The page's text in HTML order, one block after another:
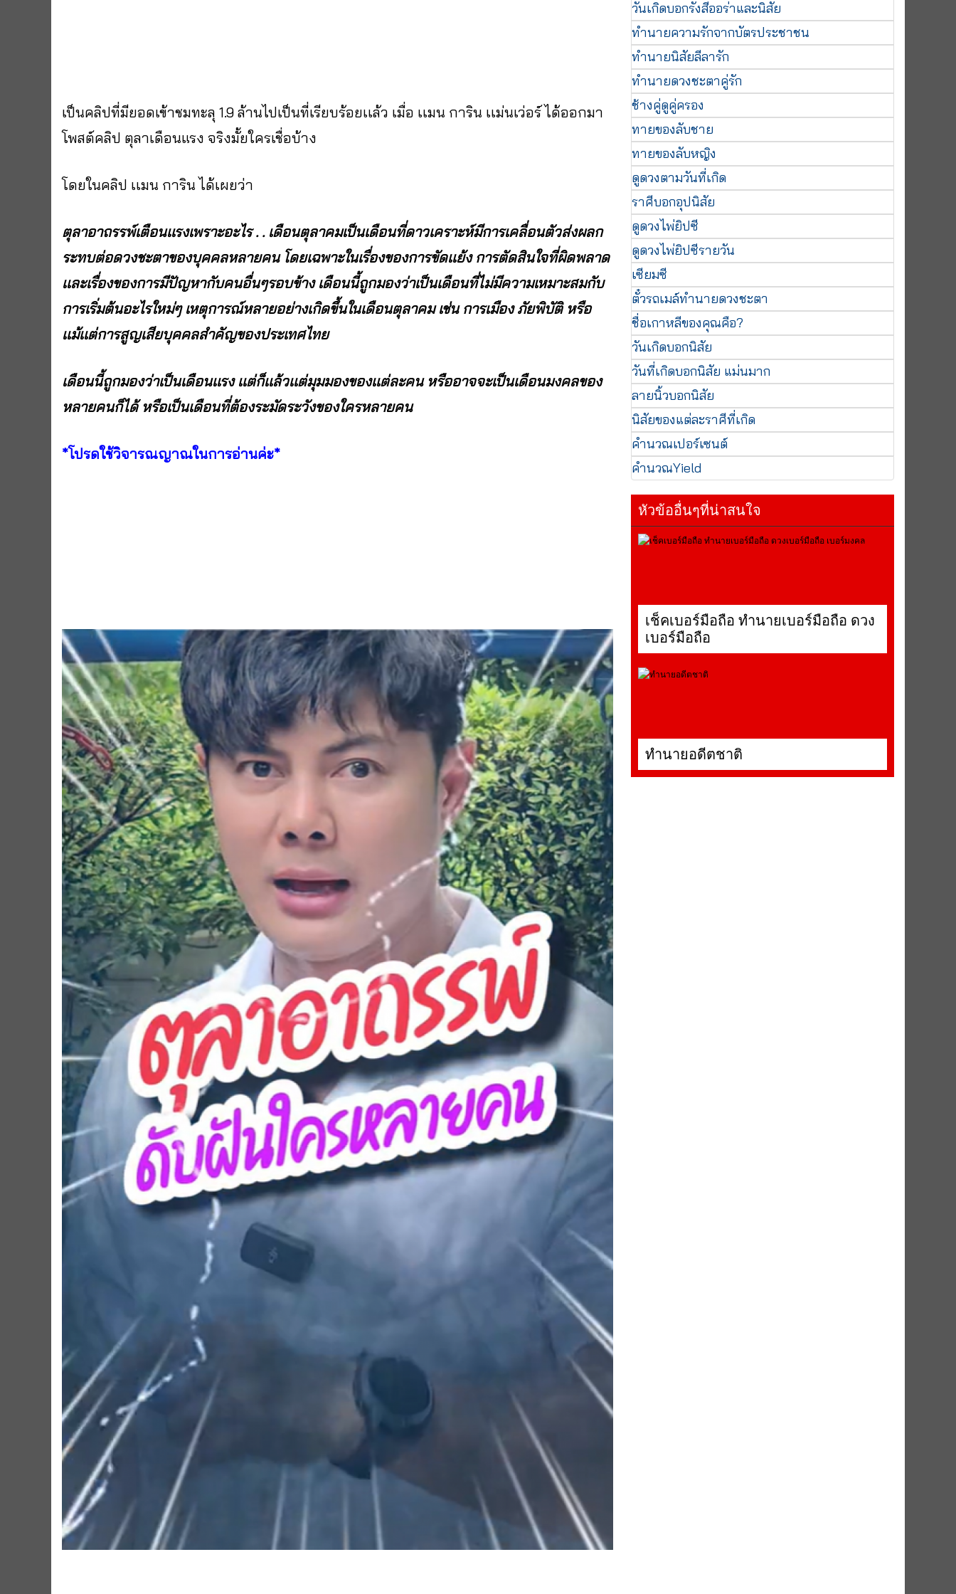
เป็นคลิปที่มียอดเข้าชมทะลุ 1.9 ล้านไปเป็นที่เรียบร้อยเเล้ว เมื่อ เเมน การิน เเม่นเว่อร์ ได้ออกมา
โพสต์คลิป ตุลาเดือนแรง จริงมั้ยใครเชื่อบ้าง
โดยในคลิป เเมน การิน ได้เผยว่า
ตุลาอาถรรพ์เตือนเเรงเพราะอะไร . . เดือนตุลาคมเป็นเดือนที่ดาวเคราะห์มีการเคลื่อนตัวส่งผลก
ระทบต่อดวงชะตาของบุคคลหลายคน โดยเฉพาะในเรื่องของการขัดเเย้ง การตัดสินใจที่ผิดพลาด
เเละเรื่องของการมีปัญหากับคนอื่นๆรอบข้าง เดือนนี้ถูกมองว่าเป็นเดือนที่ไม่มีความเหมาะสมกับ
การเริ่มต้นอะไรใหม่ๆ เหตุการณ์หลายอย่างเกิดขึ้นในเดือนตุลาคม เช่น การเมือง ภัยพิบัติ หรือ
เเม้เเต่การสูญเสียบุคคลสำคัญของประเทศไทย
เดือนนี้ถูกมองว่าเป็นเดือนเเรง เเต่ก็เเล้วเเต่มุมมองของเเต่ละคน หรืออาจจะเป็นเดือนมงคลของ
หลายคนก็ได้ หรือเป็นเดือนที่ต้องระมัดระวังของใครหลายคน
*โปรดใช้วิจารณญาณในการอ่านค่ะ*
วันเกิดบอกรังสีออร่าและนิสัย
ทำนายความรักจากบัตรประชาชน
ทำนายนิสัยลีลารัก
ทำนายดวงชะตาคู่รัก
ช้างคู่ดูคู่ครอง
ทายของลับชาย
ทายของลับหญิง
ดูดวงตามวันที่เกิด
ราศีบอกอุปนิสัย
ดูดวงไพ่ยิปซี
ดูดวงไพ่ยิปซีรายวัน
เซียมซี
ตั๋วรถเมล์ทำนายดวงชะตา
ชื่อเกาหลีของคุณคือ?
วันเกิดบอกนิสัย
วันที่เกิดบอกนิสัย แม่นมาก
ลายนิ้วบอกนิสัย
นิสัยของแต่ละราศีที่เกิด
คำนวณเปอร์เซนต์
คำนวณYield
หัวข้ออื่นๆที่น่าสนใจ
เช็คเบอร์มือถือ ทำนายเบอร์มือถือ ดวง
เบอร์มือถือ
ทำนายอดีตชาติ